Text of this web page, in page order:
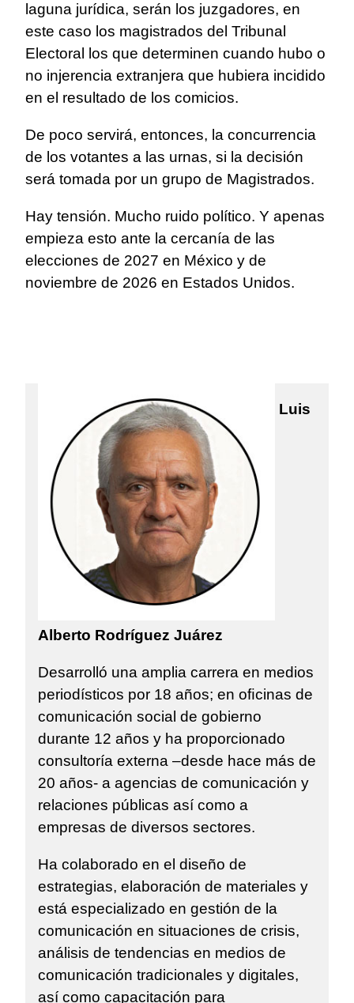
laguna jurídica, serán los juzgadores, en
este caso los magistrados del Tribunal
Electoral los que determinen cuando hubo o
no injerencia extranjera que hubiera incidido
en el resultado de los comicios.
De poco servirá, entonces, la concurrencia
de los votantes a las urnas, si la decisión
será tomada por un grupo de Magistrados.
Hay tensión. Mucho ruido político. Y apenas
empieza esto ante la cercanía de las
elecciones de 2027 en México y de
noviembre de 2026 en Estados Unidos.
Luis
Alberto Rodríguez Juárez
Desarrolló una amplia carrera en medios
periodísticos por 18 años; en oﬁcinas de
comunicación social de gobierno
durante 12 años y ha proporcionado
consultoría externa –desde hace más de
20 años- a agencias de comunicación y
relaciones públicas así como a
empresas de diversos sectores.
Ha colaborado en el diseño de
estrategias, elaboración de materiales y
está especializado en gestión de la
comunicación en situaciones de crisis,
análisis de tendencias en medios de
comunicación tradicionales y digitales,
así como capacitación para